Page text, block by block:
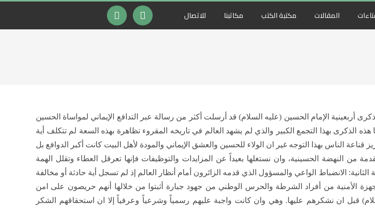
المقالات مكتبة الكتب مكاتبنا للاتصال
أربعينية الإمام الحسين (عليه السلام) قد أرسلت أكثر من رسالة عبر التدافع الإيماني لمواساة الحسين
الذكرى بهذا التجمع الكبير والذي لم يشهد العالم في تاريخه المقروء تظاهرة بهذه السعة لم تتكلف أية
قناعة الناس بهذا التوجه غير ان الولاء للحسين والعشق الإيماني والمودة لأهل البيت كانت أكبر الدوافع بل
من النهضة الحسينية، وان نستغلها بعيداً عن المزايدات والتوظيفات فإنها تعرقل العطاء وتقلل الهمة
الانضباط الواعي والمسؤول الذي قدمه الزائرون أمام أنظار العالم إذ لم تسجل أية حادثة أو مخالفة
الأمنية من أفراد الشرطة والحرس الوطني من جهود جبارة أثبتوا من خلالها أنهم حريصون على امن
قبل ان نشكرهم عليها. وهي وان كانت واجبة عليهم رسمياً وشرعياً وعرفياً إلا ان استحقاقهم الشكر